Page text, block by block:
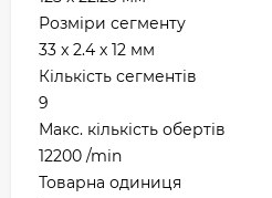
Розміри сегменту
33 x 2.4 x 12 мм
Кількість сегментів
9
Макс. кількість обертів
12200 /min
Товарна одиниця